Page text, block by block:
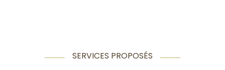
SERVICES PROPOSÉS